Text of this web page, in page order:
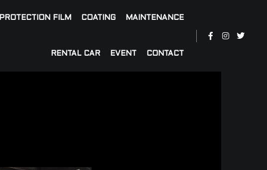
PROTECTION FILM COATING MAINTENANCE
RENTAL CAR EVENT CONTACT